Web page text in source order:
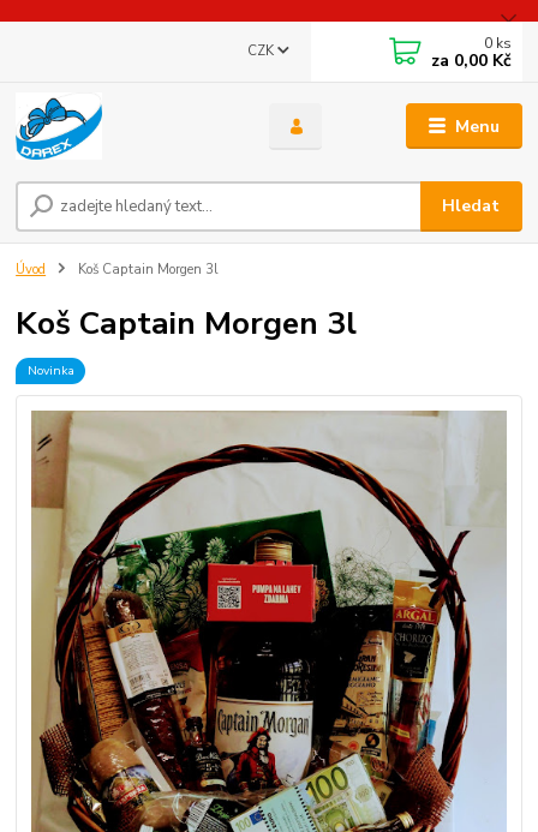
Menu
CZK
Hledat
0 ks
za 0,00 Kč
Úvod Koš Captain Morgen 3l
Koš Captain Morgen 3l
Novinka